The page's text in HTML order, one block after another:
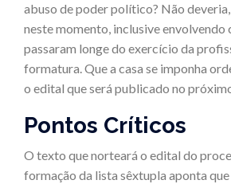
abuso de poder político? Não
neste momento, inclusive envolvendo
passaram longe do exercício da
formatura. Que a casa se imponha
o edital que será publicado no
Pontos Críticos
O texto que norteará o edital do
formação da lista sêxtupla aponta que